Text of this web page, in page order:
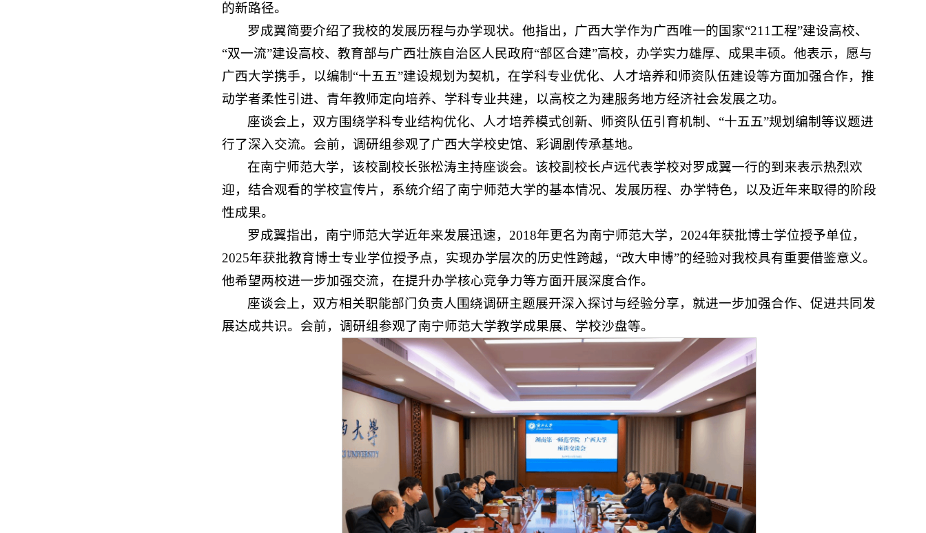
的新路径。
罗成翼简要介绍了我校的发展历程与办学现状。他指出，广西大学作为广西唯一的国家“211工程”建设高校、
“双一流”建设高校、教育部与广西壮族自治区人民政府“部区合建”高校，办学实力雄厚、成果丰硕。他表示，愿与
广西大学携手，以编制“十五五”建设规划为契机，在学科专业优化、人才培养和师资队伍建设等方面加强合作，推
动学者柔性引进、青年教师定向培养、学科专业共建，以高校之为建服务地方经济社会发展之功。
座谈会上，双方围绕学科专业结构优化、人才培养模式创新、师资队伍引育机制、“十五五”规划编制等议题进
行了深入交流。会前，调研组参观了广西大学校史馆、彩调剧传承基地。
在南宁师范大学，该校副校长张松涛主持座谈会。该校副校长卢远代表学校对罗成翼一行的到来表示热烈欢
迎，结合观看的学校宣传片，系统介绍了南宁师范大学的基本情况、发展历程、办学特色，以及近年来取得的阶段
性成果。
罗成翼指出，南宁师范大学近年来发展迅速，2018年更名为南宁师范大学，2024年获批博士学位授予单位，
2025年获批教育博士专业学位授予点，实现办学层次的历史性跨越，“改大申博”的经验对我校具有重要借鉴意义。
他希望两校进一步加强交流，在提升办学核心竞争力等方面开展深度合作。
座谈会上，双方相关职能部门负责人围绕调研主题展开深入探讨与经验分享，就进一步加强合作、促进共同发
展达成共识。会前，调研组参观了南宁师范大学教学成果展、学校沙盘等。